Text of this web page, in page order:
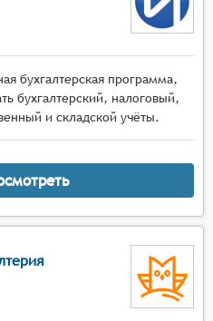
бухгалтерская программа,
бухгалтерский, налоговый,
и складской учёты.